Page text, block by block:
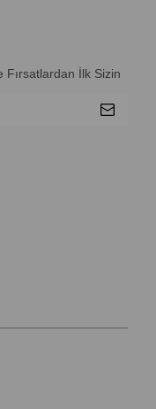
İlk Sizin